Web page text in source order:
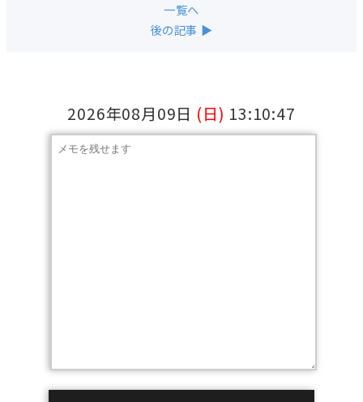
一覧へ
後の記事 ▶
2026年08月09日 (日) 13:10:48